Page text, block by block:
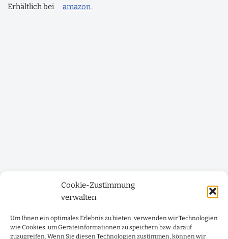
Cookie-Zustimmung
verwalten
Um Ihnen ein optimales Erlebnis zu bieten, verwenden wir Technologien
wie Cookies, um Geräteinformationen zu speichern bzw. darauf
zuzugreifen. Wenn Sie diesen Technologien zustimmen, können wir
Erhältlich bei amazon.